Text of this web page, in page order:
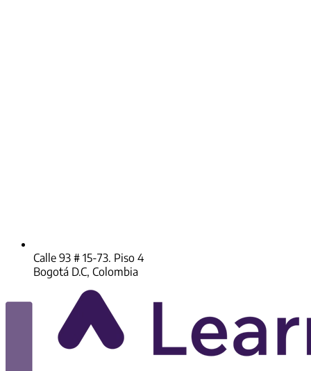
Calle 93 # 15-73. Piso 4
Bogotá D.C, Colombia